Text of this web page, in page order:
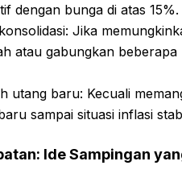
dengan bunga di atas 15%.
Jika
atau gabungkan
utang baru: Kecuali
sampai situasi inflasi
Ide Sampingan